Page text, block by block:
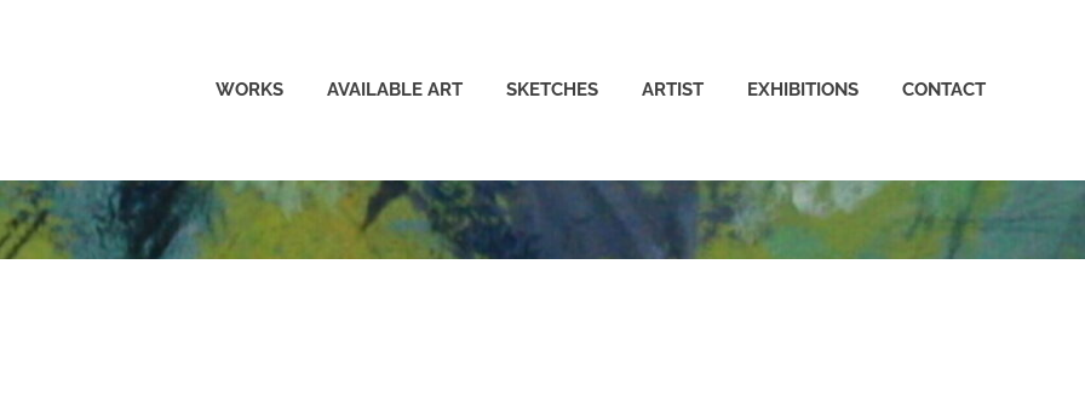
WORKS AVAILABLE ART SKETCHES ARTIST EXHIBITIONS CONTACT